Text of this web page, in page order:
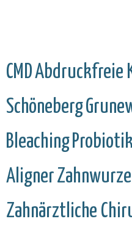
CMDAbdruckfreie
Schöneberg
Bleaching
Aligner
Zahnärztliche